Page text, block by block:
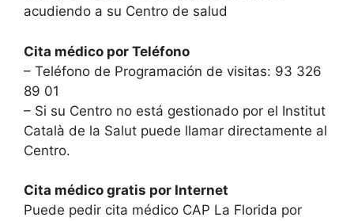
acudiendo a su Centro de salud
Cita médico por Teléfono
– Teléfono de Programación de visitas: 93 326
89 01
– Si su Centro no está gestionado por el Institut
Català de la Salut puede llamar directamente al
Centro.
Cita médico gratis por Internet
Puede pedir cita médico CAP La Florida por